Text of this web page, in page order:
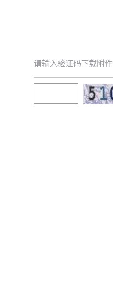
请输入验证码下载附件